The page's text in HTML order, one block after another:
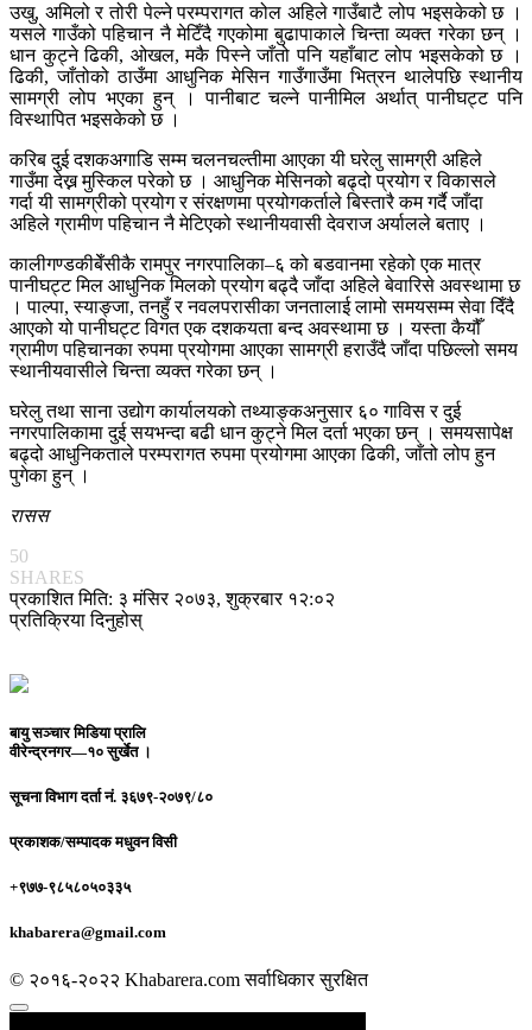
उखु, अमिलो र तोरी पेल्ने परम्परागत कोल अहिले गाउँबाटै लोप भइसकेको छ ।
यसले गाउँको पहिचान नै मेटिँदै गएकोमा बुढापाकाले चिन्ता व्यक्त गरेका छन् ।
धान कुट्ने ढिकी, ओखल, मकै पिस्ने जाँतो पनि यहाँबाट लोप भइसकेको छ ।
ढिकी, जाँतोको ठाउँमा आधुनिक मेसिन गाउँगाउँमा भित्रन थालेपछि स्थानीय
सामग्री लोप भएका हुन् । पानीबाट चल्ने पानीमिल अर्थात् पानीघट्ट पनि
विस्थापित भइसकेको छ ।
करिब दुई दशकअगाडि सम्म चलनचल्तीमा आएका यी घरेलु सामग्री अहिले
गाउँमा देख्न मुस्किल परेको छ । आधुनिक मेसिनको बढ्दो प्रयोग र विकासले
गर्दा यी सामग्रीको प्रयोग र संरक्षणमा प्रयोगकर्ताले बिस्तारै कम गर्दै जाँदा
अहिले ग्रामीण पहिचान नै मेटिएको स्थानीयवासी देवराज अर्यालले बताए ।
कालीगण्डकीबेँसीकै रामपुर नगरपालिका–६ को बडवानमा रहेको एक मात्र
पानीघट्ट मिल आधुनिक मिलको प्रयोग बढ्दै जाँदा अहिले बेवारिसे अवस्थामा छ
। पाल्पा, स्याङ्जा, तनहुँ र नवलपरासीका जनतालाई लामो समयसम्म सेवा दिँदै
आएको यो पानीघट्ट विगत एक दशकयता बन्द अवस्थामा छ । यस्ता कैयौँ
ग्रामीण पहिचानका रुपमा प्रयोगमा आएका सामग्री हराउँदै जाँदा पछिल्लो समय
स्थानीयवासीले चिन्ता व्यक्त गरेका छन् ।
घरेलु तथा साना उद्योग कार्यालयको तथ्याङ्कअनुसार ६० गाविस र दुई
नगरपालिकामा दुई सयभन्दा बढी धान कुट्ने मिल दर्ता भएका छन् । समयसापेक्ष
बढ्दो आधुनिकताले परम्परागत रुपमा प्रयोगमा आएका ढिकी, जाँतो लोप हुन
पुगेका हुन् ।
रासस
50
SHARES
प्रकाशित मिति: ३ मंसिर २०७३, शुक्रबार १२:०२
प्रतिक्रिया दिनुहोस्
बायु सञ्चार मिडिया प्रालि
वीरेन्द्रनगर—१० सुर्खेत ।
सूचना विभाग दर्ता नं. ३६७९-२०७९/८०
प्रकाशक/सम्पादकमधुवन विसी
+९७७-९८५८०५०३३५
khabarera@gmail.com
© २०१६-२०२२ Khabarera.com सर्वाधिकार सुरक्षित